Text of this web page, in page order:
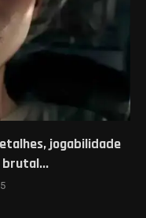
jogabilidade